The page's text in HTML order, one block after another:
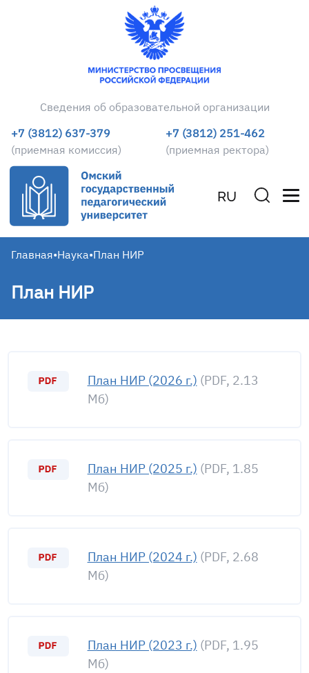
Сведения об образовательной организации
+7 (3812) 637-379
(приемная комиссия)
+7 (3812) 251-462
(приемная ректора)
RU
Главная•Наука•План НИР
План НИР
План НИР (2026 г.) (PDF, 2.13
Мб)
План НИР (2025 г.) (PDF, 1.85
Мб)
План НИР (2024 г.) (PDF, 2.68
Мб)
План НИР (2023 г.) (PDF, 1.95
Мб)